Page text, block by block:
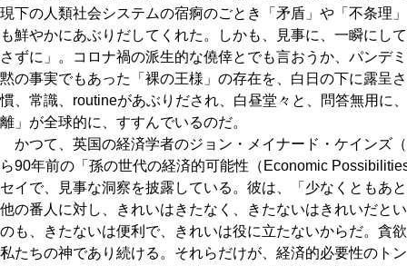
現下の人類社会システムの宿痾のごとき「矛盾」や「不条理
も鮮やかにあぶりだしてくれた。しかも、見事に、一瞬にし
さずに」。コロナ禍の派生的な僥倖とでも言おうか、パンデ
黙の事実でもあった「裸の王様」の存在を、白日の下に露呈
慣、常識、routineがあぶりだされ、白昼堂々と、問答無用に
離」が全球的に、すすんでいるのだ。
かつて、英国の経済学者のジョン・メイナード・ケインズ
ら90年前の「孫の世代の経済的可能性（Economic
セイで、見事な洞察を披露している。彼は、「少なくともあ
他の番人に対し、きれいはきたなく、きたないはきれいだと
のも、きたないは便利で、きれいは役に立たないからだ。貪
私たちの神であり続ける。それらだけが、経済的必要性のト